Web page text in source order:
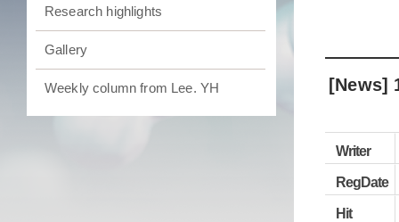
Research highlights
Gallery
Weekly column from Lee. YH [News]
Writer
RegDate
Hit